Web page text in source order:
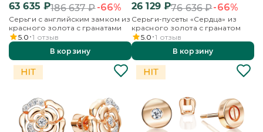
63 635 ₽186 637₽-66%
Серьги с английским замком из
красного золота с гранатами
5.0 1 отзыв
В корзину
26 129₽76 636₽-66%
Серьги-пусеты «Сердца» из
красного золота с гранатом
5.0 1 отзыв
В корзину